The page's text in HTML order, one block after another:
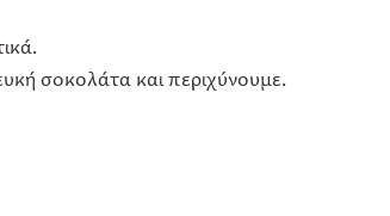
σοκολάτα και περιχύνουμε.